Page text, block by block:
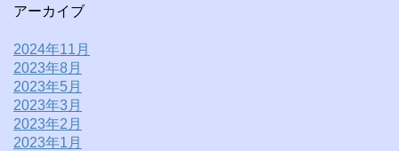
アーカイブ
2024年11月
2023年8月
2023年5月
2023年3月
2023年2月
2023年1月